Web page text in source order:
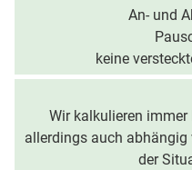
An- und
keine
Wir kalkulieren
allerdings auch
der